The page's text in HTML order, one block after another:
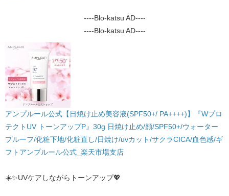
----Blo-katsu AD----
----Blo-katsu AD----
アンプルール公式【日焼け止め美容液(SPF50+/ PA++++)】『Wプロ
テクトUV トーンアップP』30g 日焼け止め/顔/SPF50+/ウォーター
プルーフ/化粧下地/化粧直し/日焼け/uvカット/サクラCICA/血色感/ギ
フト アンプルール公式_楽天市場支店
☀️✨UVケアしながらトーンアップ💖